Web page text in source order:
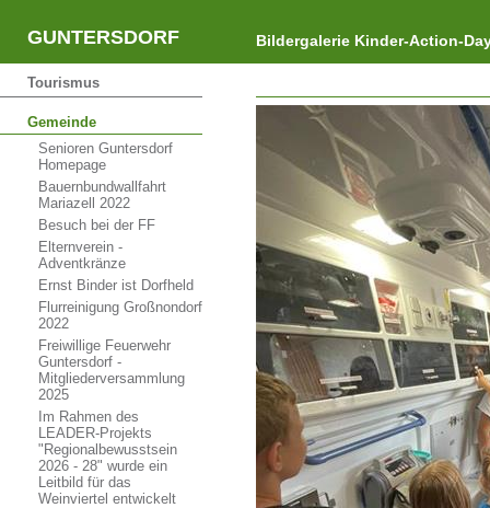
GUNTERSDORF Bildergalerie Kinder-Action-
Tourismus
Gemeinde
Senioren Guntersdorf
Homepage
Bauernbundwallfahrt
Mariazell 2022
Besuch bei der FF
Elternverein -
Adventkränze
Ernst Binder ist Dorfheld
Flurreinigung Großnondorf
2022
Freiwillige Feuerwehr
Guntersdorf -
Mitgliederversammlung
2025
Im Rahmen des
LEADER-Projekts
"Regionalbewusstsein
2026 - 28" wurde ein
Leitbild für das
Weinviertel entwickelt